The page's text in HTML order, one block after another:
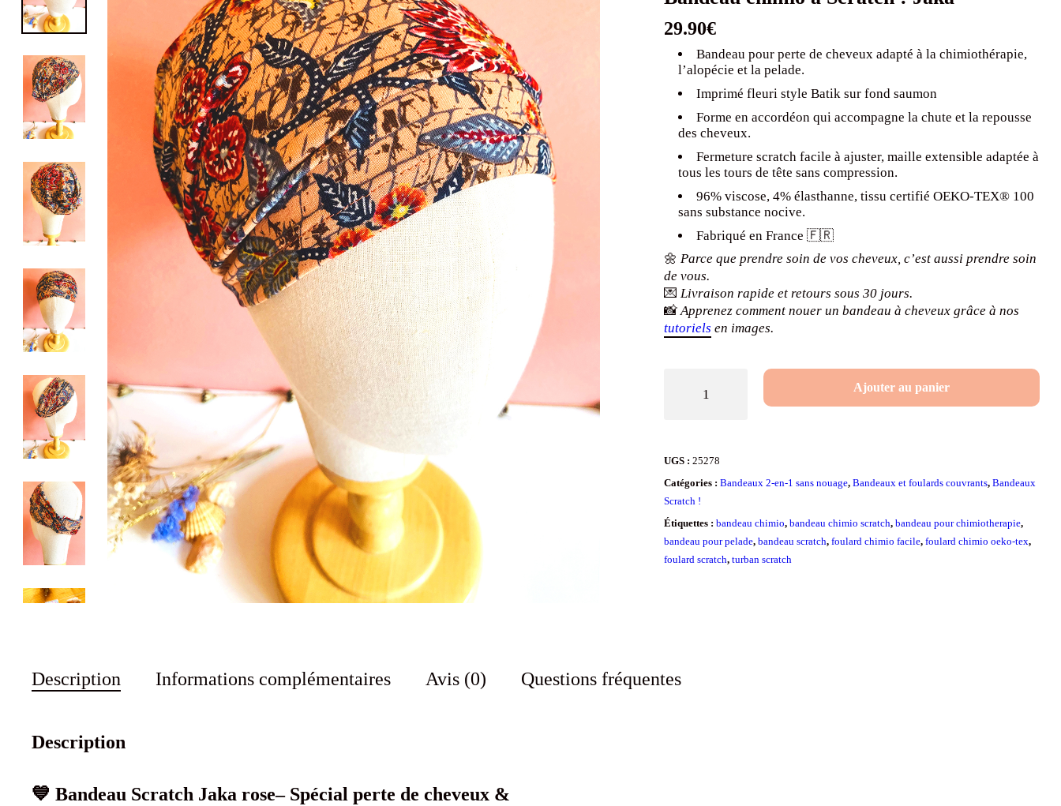
29.90€
Bandeau pour perte de cheveux adapté à la chimiothérapie,
l’alopécie et la pelade.
Imprimé fleuri style Batik sur fond saumon
Forme en accordéon qui accompagne la chute et la repousse
des cheveux.
Fermeture scratch facile à ajuster, maille extensible adaptée à
tous les tours de tête sans compression.
96% viscose, 4% élasthanne, tissu certifié OEKO-TEX® 100
sans substance nocive.
Fabriqué en France 🇫🇷
🌼 Parce que prendre soin de vos cheveux, c’est aussi prendre soin
de vous.
💌Livraison rapide et retours sous 30 jours.
📸Apprenez comment nouer un bandeau à cheveux grâce à nos
tutoriels en images.
Scratch
!
Jaka
Ajouter au panier
UGS :25278
Catégories :Bandeaux 2-en-1 sans nouage,Bandeaux et foulards couvrants,Bandeaux
Scratch !
Étiquettes :bandeau chimio,bandeau chimio scratch,bandeau pour chimiotherapie,
bandeau pour pelade,bandeau scratch,foulard chimio facile,foulard chimio oeko-tex,
foulard scratch,turban scratch
Description Informations complémentaires Avis (0) Questions fréquentes
Description
💙 Bandeau Scratch Jaka rose– Spécial perte de cheveux &